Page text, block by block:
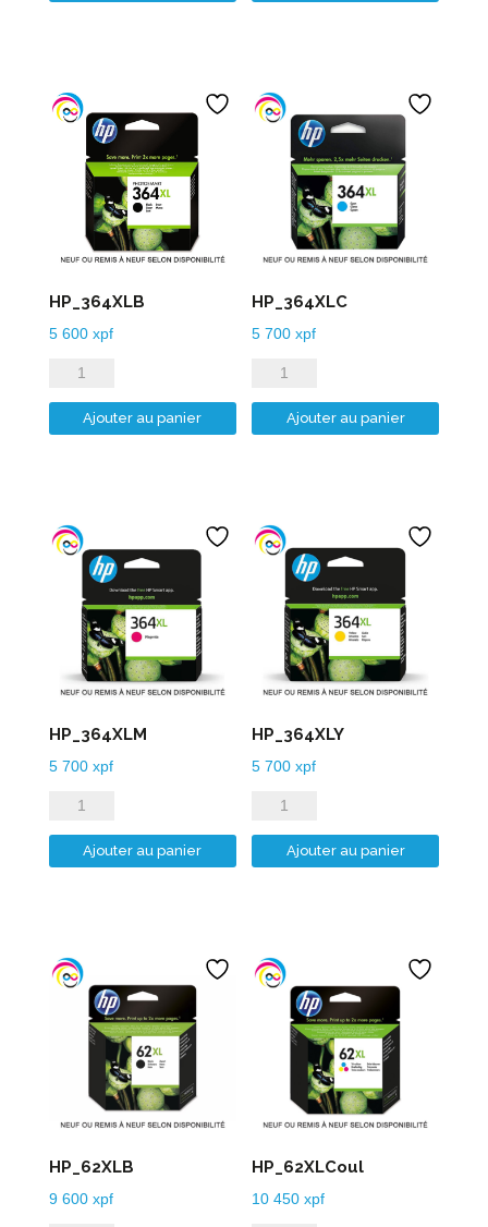
HP_364XLB
5 600 xpf
quantité
de
HP_364XLB
Ajouter au panier
HP_364XLC
5 700xpf
quantité
de
HP_364XLC
Ajouter au panier
HP_364XLM
5 700 xpf
quantité
de
HP_364XLM
Ajouter au panier
HP_364XLY
5 700xpf
quantité
de
HP_364XLY
Ajouter au panier
HP_62XLB
9 600 xpf
HP_62XLCoul
10 450xpf